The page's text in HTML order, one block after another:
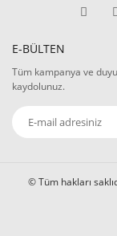
E-BÜLTEN
Tüm kampanya ve
kaydolunuz.
© Tüm hakları